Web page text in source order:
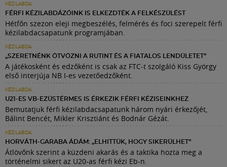
KÉZILABDA
FÉRFI KÉZILABDÁZÓINK IS ELKEZDTÉK A FELKÉSZÜLÉST
Hétfőn szezon eleji megbeszélés, felmérés és foci szerepelt férfi
kézilabdacsapatunk programjában.
KÉZILABDA
„SZERETNÉNK ÖTVÖZNI A RUTINT ÉS A FIATALOS LENDÜLETET”
A játékosként és edzőként is csak az FTC-t szolgáló Kiss György
első interjúja NB I-es vezetőedzőként.
KÉZILABDA
U21-ES VB-EZÜSTÉRMES IS ÉRKEZIK FÉRFI KÉZISEINKHEZ
Bemutatjuk férfi kézilabdacsapatunk három nyári érkezőjét,
Bálint Bencét, Mikler Krisztiánt és Bodnár Gézát.
KÉZILABDA
HORVÁTH-GARABA ÁDÁM: „ELHITTÜK, HOGY SIKERÜLHET”
Átlövőnk szerint a küzdeni akarás és a taktika hozta meg a
történelmi sikert az U20-as férfi kézi Eb-n.